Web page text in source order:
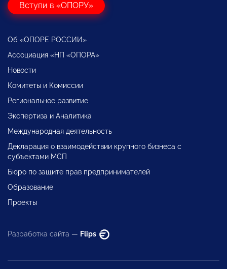
Вступи в «ОПОРУ»
Об «ОПОРЕ РОССИИ»
Ассоциация «НП «ОПОРА»
Новости
Комитеты и Комиссии
Региональное развитие
Экспертиза и Аналитика
Международная деятельность
Декларация о взаимодействии крупного бизнеса с
субъектами МСП
Бюро по защите прав предпринимателей
Образование
Проекты
Разработка сайта — Flips